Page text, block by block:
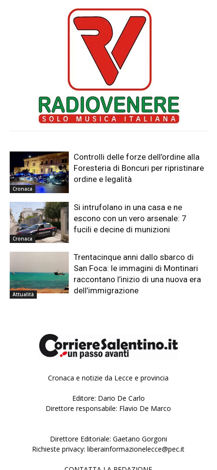
Cronaca
Controlli delle forze dell’ordine alla
Foresteria di Boncuri per ripristinare
ordine e legalità
Cronaca
Si intrufolano in una casa e ne
escono con un vero arsenale: 7
fucili e decine di munizioni
Attualità
Trentacinque anni dallo sbarco di
San Foca: le immagini di Montinari
raccontano l’inizio di una nuova era
dell’immigrazione
Cronaca e notizie da Lecce e provincia
Editore: Dario De Carlo
Direttore responsabile: Flavio De Marco
Direttore Editoriale: Gaetano Gorgoni
Richieste privacy: liberainformazionelecce@pec.it